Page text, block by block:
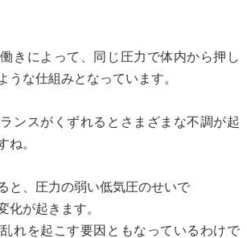
きによって、同じ圧力で体内から押し
うな仕組みとなっています。
ンスがくずれるとさまざまな不調が起
ね。
と、圧力の弱い低気圧のせいで
化が起きます。
れを起こす要因ともなっているわけで